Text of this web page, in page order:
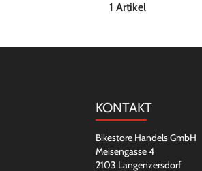
1 Artikel
KONTAKT
Bikestore Handels GmbH
Meisengasse 4
2103 Langenzersdorf